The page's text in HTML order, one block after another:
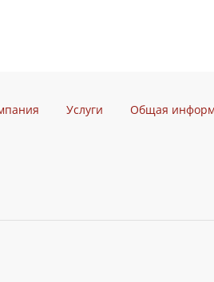
Услуги Общая